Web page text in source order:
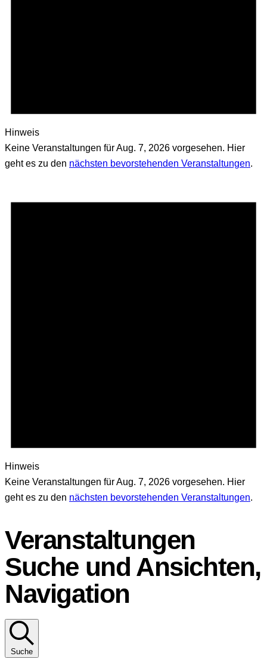
Hinweis
Keine Veranstaltungen für Aug. 7, 2026 vorgesehen. Hier
geht es zu den nächsten bevorstehenden Veranstaltungen.
Hinweis
Keine Veranstaltungen für Aug. 7, 2026 vorgesehen. Hier
geht es zu den nächsten bevorstehenden Veranstaltungen.
Veranstaltungen
Suche und Ansichten,
Navigation
Suche